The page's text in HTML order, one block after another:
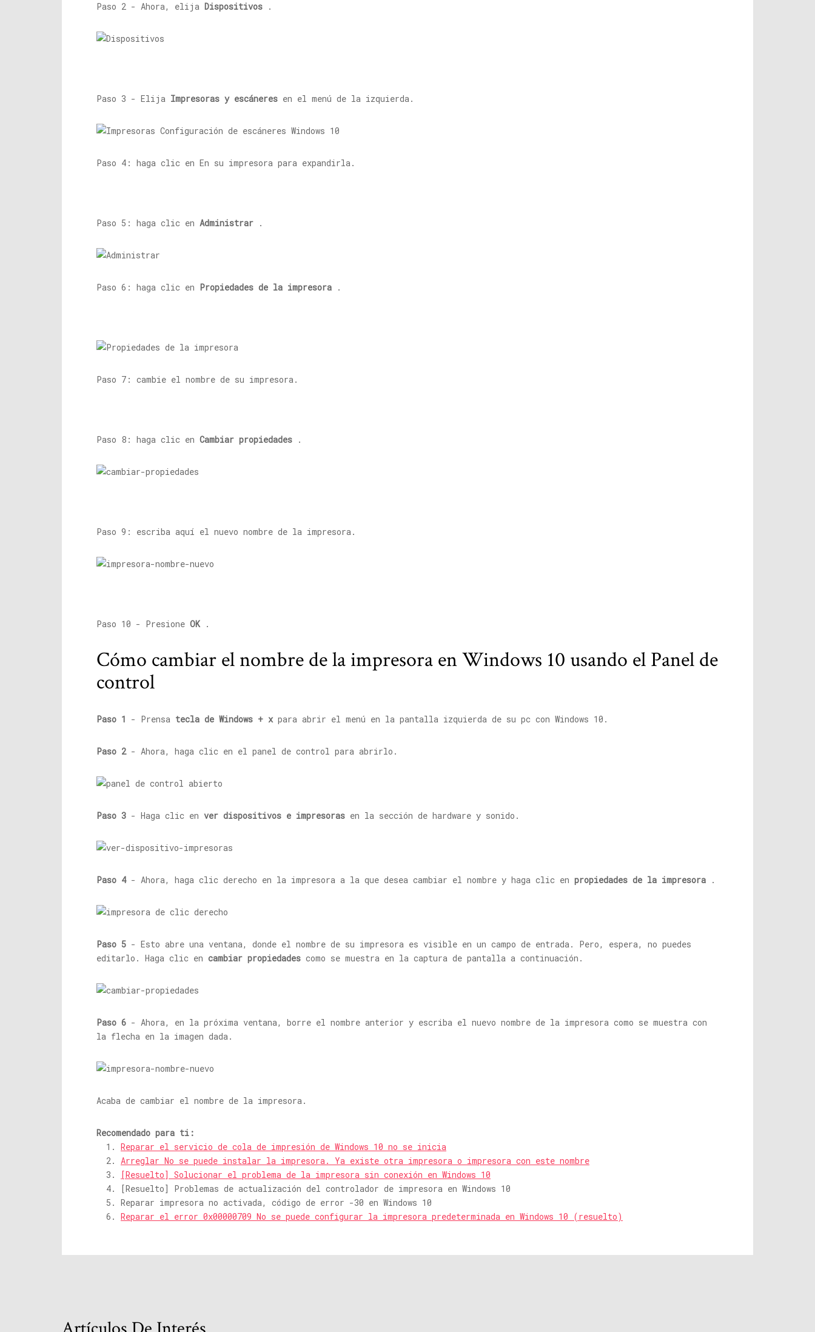
Paso 2 - Ahora, elija Dispositivos .
Paso 3 - Elija Impresoras y escáneres en el menú de la izquierda.
Paso 4: haga clic en En su impresora para expandirla.
Paso 5: haga clic en Administrar .
Paso 6: haga clic en Propiedades de la impresora .
Paso 7: cambie el nombre de su impresora.
Paso 8: haga clic en Cambiar propiedades .
Paso 9: escriba aquí el nuevo nombre de la impresora.
Paso 10 - Presione OK.
Cómo cambiar el nombre de la impresora en Windows 10 usando el Panel de
control
Paso 1 - Prensa tecla de Windows + xpara abrir el menú en la pantalla izquierda de su pc con Windows 10.
Paso 2- Ahora, haga clic en el panel de control para abrirlo.
Paso 3 - Haga clic en ver dispositivos e impresoras en la sección de hardware y sonido.
Paso 4- Ahora, haga clic derecho en la impresora a la que desea cambiar el nombre y haga clic en propiedades de la impresora .
Paso 5 - Esto abre una ventana, donde el nombre de su impresora es visible en un campo de entrada. Pero, espera, no puedes
editarlo. Haga clic en cambiar propiedades como se muestra en la captura de pantalla a continuación.
Paso 6 - Ahora, en la próxima ventana, borre el nombre anterior y escriba el nuevo nombre de la impresora como se muestra con
la flecha en la imagen dada.
Acaba de cambiar el nombre de la impresora.
Recomendado para ti:
Reparar el servicio de cola de impresión de Windows 10 no se inicia
Arreglar No se puede instalar la impresora. Ya existe otra impresora o impresora con este nombre
[Resuelto] Solucionar el problema de la impresora sin conexión en Windows 10
[Resuelto] Problemas de actualización del controlador de impresora en Windows 10
Reparar impresora no activada, código de error -30 en Windows 10
Reparar el error 0x00000709 No se puede configurar la impresora predeterminada en Windows 10 (resuelto)